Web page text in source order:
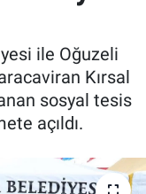
ile Oğuzeli
Kırsal
sosyal tesis
açıldı.